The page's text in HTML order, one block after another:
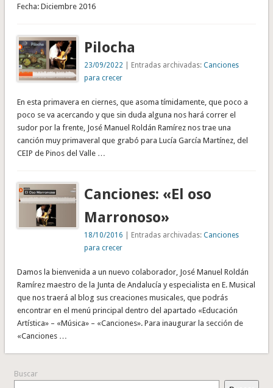
Fecha: Diciembre 2016
Pilocha
23/09/2022 | Entradas archivadas:Canciones
para crecer
En esta primavera en ciernes, que asoma tímidamente, que poco a
poco se va acercando y que sin duda alguna nos hará correr el
sudor por la frente, José Manuel Roldán Ramírez nos trae una
canción muy primaveral que grabó para Lucía García Martínez, del
CEIP de Pinos del Valle …
Canciones: «El oso
Marronoso»
18/10/2016 | Entradas archivadas:Canciones
para crecer
Damos la bienvenida a un nuevo colaborador, José Manuel Roldán
Ramírez maestro de la Junta de Andalucía y especialista en E. Musical
que nos traerá al blog sus creaciones musicales, que podrás
encontrar en el menú principal dentro del apartado «Educación
Artística» – «Música» – «Canciones». Para inaugurar la sección de
«Canciones …
Buscar